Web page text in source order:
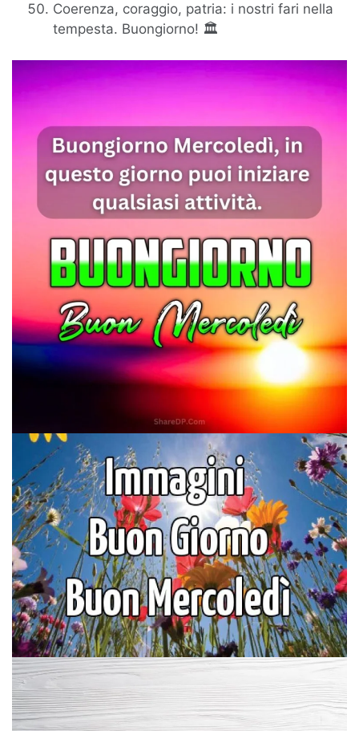
Coerenza, coraggio, patria: i nostri fari nella
tempesta. Buongiorno! 🏛️